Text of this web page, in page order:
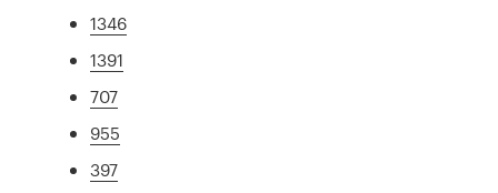
1346
1391
707
955
397